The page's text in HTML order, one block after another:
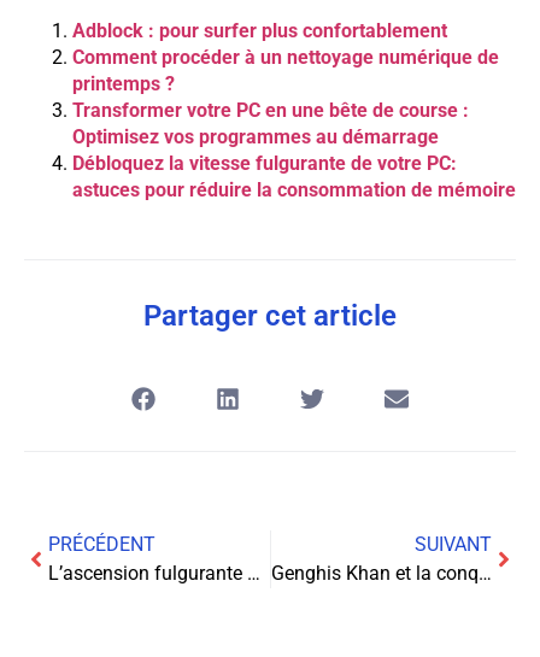
Adblock : pour surfer plus confortablement
Comment procéder à un nettoyage numérique de
printemps ?
Transformer votre PC en une bête de course :
Optimisez vos programmes au démarrage
Débloquez la vitesse fulgurante de votre PC:
astuces pour réduire la consommation de mémoire
Partager cet article
PRÉCÉDENT
L’ascension fulgurante du streaming : une révolution culturelle
SUIVANT
Genghis Khan et la conquête du réseau mondial : Une odyssée numérique